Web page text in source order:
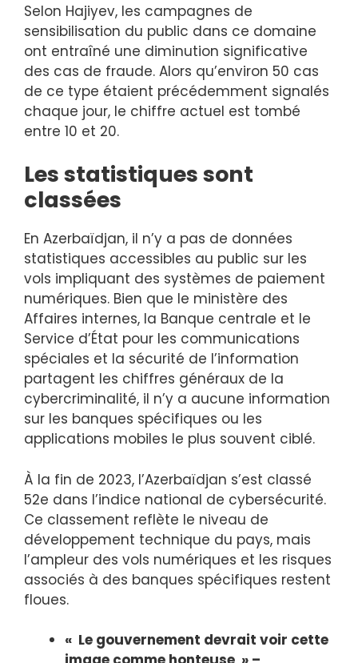
Selon Hajiyev, les campagnes de
sensibilisation du public dans ce domaine
ont entraîné une diminution significative
des cas de fraude. Alors qu’environ 50 cas
de ce type étaient précédemment signalés
chaque jour, le chiffre actuel est tombé
entre 10 et 20.
Les statistiques sont
classées
En Azerbaïdjan, il n’y a pas de données
statistiques accessibles au public sur les
vols impliquant des systèmes de paiement
numériques. Bien que le ministère des
Affaires internes, la Banque centrale et le
Service d’État pour les communications
spéciales et la sécurité de l’information
partagent les chiffres généraux de la
cybercriminalité, il n’y a aucune information
sur les banques spécifiques ou les
applications mobiles le plus souvent ciblé.
À la fin de 2023, l’Azerbaïdjan s’est classé
52e dans l’indice national de cybersécurité.
Ce classement reflète le niveau de
développement technique du pays, mais
l’ampleur des vols numériques et les risques
associés à des banques spécifiques restent
floues.
« Le gouvernement devrait voir cette